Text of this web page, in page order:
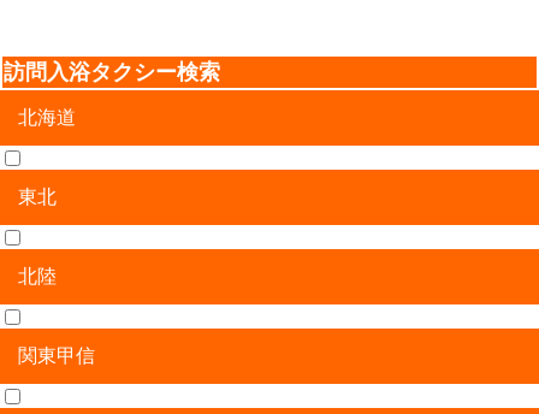
訪問入浴タクシー検索
北海道
北海道
東北
青森県
岩手県
宮城県
秋田県
山形県
福島県
北陸
新潟県
富山県
石川県
福井県
関東甲信